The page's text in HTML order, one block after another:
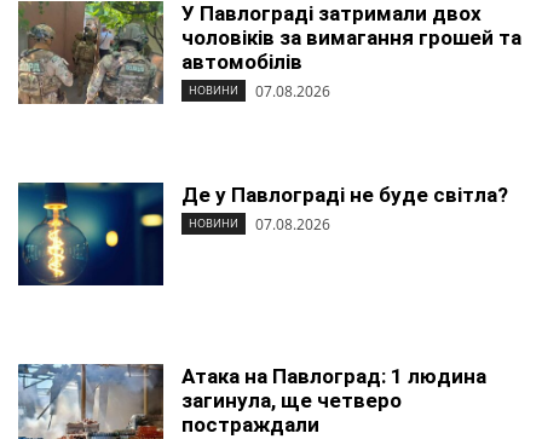
У Павлограді затримали двох
чоловіків за вимагання грошей та
автомобілів
НОВИНИ 07.08.2026
Де у Павлограді не буде світла?
НОВИНИ 07.08.2026
Атака на Павлоград: 1 людина
загинула, ще четверо
постраждали